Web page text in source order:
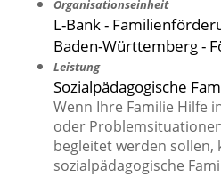
Organisationseinheit
L-Bank -
Baden-Württemberg -
Leistung
Sozialpädagogische
Wenn Ihre Familie Hilfe
oder
begleitet werden sollen,
sozialpädagogische